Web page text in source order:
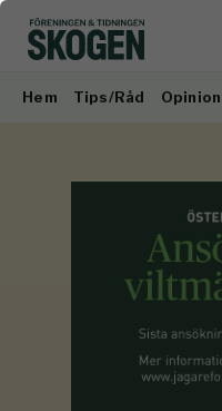
Hem Tips/Råd Opinion